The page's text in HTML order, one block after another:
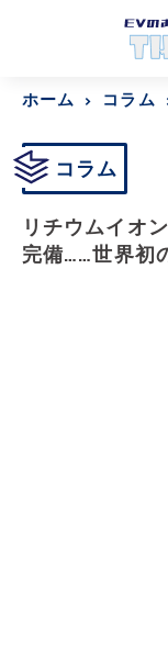
ホーム コラム
コラム
リチウムイオ
完備……世界初